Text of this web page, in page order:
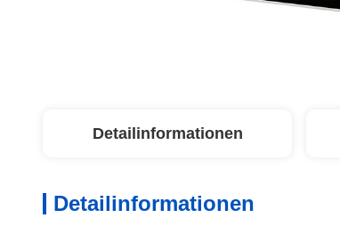
Detailinformationen
Detailinformationen